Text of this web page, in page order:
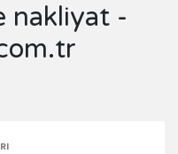
nakliyat -